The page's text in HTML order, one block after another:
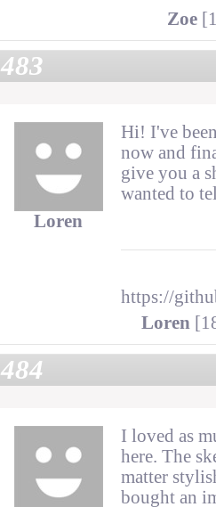
Zoe
483
Loren
Hi! I've
now and
give you a
wanted to
https://
Loren
484
I loved as
here. The
matter
bought an